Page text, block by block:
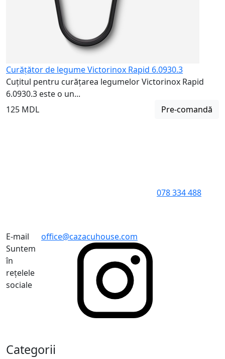
Curățător de legume Victorinox Rapid 6.0930.3
Cuțitul pentru curățarea legumelor Victorinox Rapid
6.0930.3 este o un...
125 MDL
Pre-comandă
078 334 488
E-mail
office@cazacuhouse.com
Suntem
în
rețelele
sociale
Categorii